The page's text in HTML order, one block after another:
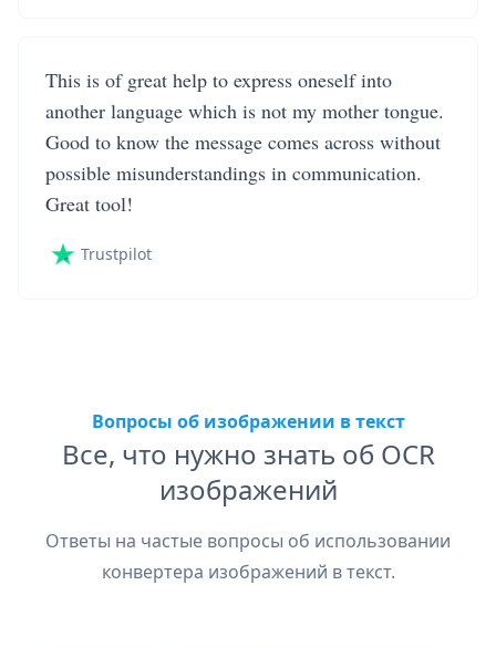
This is of great help to express oneself into
another language which is not my mother tongue.
Good to know the message comes across without
possible misunderstandings in communication.
Great tool!
Trustpilot
Вопросы об изображении в текст
Все, что нужно знать об OCR
изображений
Ответы на частые вопросы об использовании
конвертера изображений в текст.